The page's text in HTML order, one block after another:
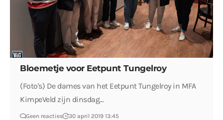
Bloemetje voor Eetpunt Tungelroy
(Foto's) De dames van het Eetpunt Tungelroy in MFA
KimpeVeld zijn dinsdag…
Geen reacties 30 april 2019 13:45